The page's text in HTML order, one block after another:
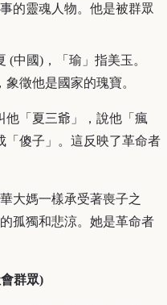
的靈魂人物。他是被群眾
(中國)，「瑜」指美玉。
徵他是國家的瑰寶。
他「夏三爺」，說他「瘋
「傻子」。這反映了革命者
大媽一樣承受著喪子之
孤獨和悲涼。她是革命者
群眾)